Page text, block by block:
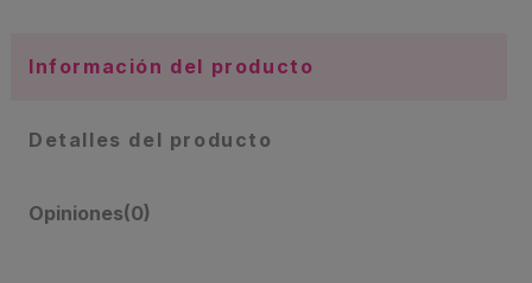
Información del producto
Detalles del producto
Opiniones(0)